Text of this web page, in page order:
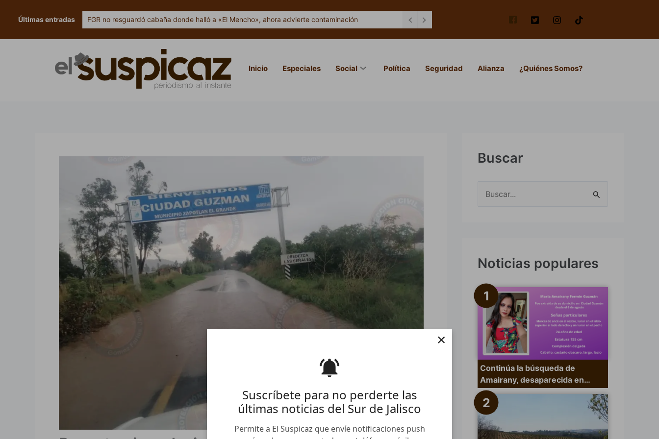
Suscríbete para no perderte las
últimas noticias del Sur de Jalisco
Permite a El Suspicaz que envíe notificaciones push
×
Últimas entradas FGR no resguardó cabaña donde halló a «El Mencho», ahora advierte contaminación
Inicio Especiales Social Política Seguridad Alianza ¿Quiénes Somos?
Buscar
a
p
o
Noticias populares
Continúa la búsqueda de
Amairany, desaparecida en…